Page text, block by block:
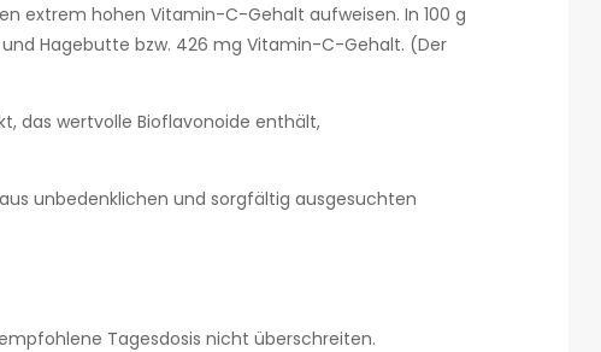
extrem hohen Vitamin-C-Gehalt aufweisen. In 100 g
Hagebutte bzw. 426 mg Vitamin-C-Gehalt. (Der
das wertvolle Bioflavonoide enthält,
unbedenklichen und sorgfältig ausgesuchten
Tagesdosis nicht überschreiten.